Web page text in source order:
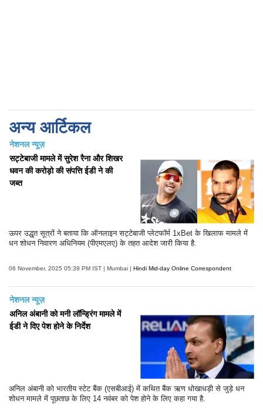
अन्य आर्टिकल
नेशनल न्यूज़
सट्टेबाजी मामले में सुरेश रैना और शिखर
धवन की करोड़ो की संपत्ति ईडी ने की
जब्त
ऊपर उद्धृत सूत्रों ने बताया कि ऑनलाइन सट्टेबाजी प्लेटफॉर्म 1xBet के खिलाफ मामले में
धन शोधन निवारण अधिनियम (पीएमएलए) के तहत आदेश जारी किया है.
06 November, 2025 05:39 PM IST | Mumbai | Hindi Mid-day Online Correspondent
नेशनल न्यूज़
अनिल अंबानी को मनी लॉन्ड्रिंग मामले में
ईडी ने दिए पेश होने के निर्देश
अनिल अंबानी को भारतीय स्टेट बैंक (एसबीआई) में कथित बैंक ऋण धोखाधड़ी से जुड़े धन
शोधन मामले में पूछताछ के लिए 14 नवंबर को पेश होने के लिए कहा गया है.